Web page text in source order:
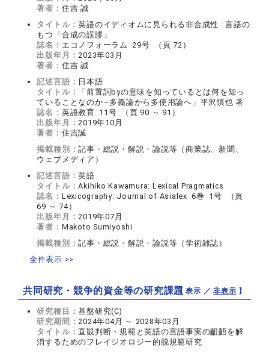
著者： 住吉 誠
タイトル：英語のイディオムに見られる非合成性 : 言語の
もつ「合成の誤謬」
誌名： エコノフォーラム 29号 （頁 72）
出版年月：2023年03月
著者： 住吉 誠
記述言語： 日本語
タイトル：
「前置詞byの意味を知っているとは何を知っ
ていることなのか―多義論から多使用論へ」平沢慎也 著
誌名： 英語教育 11号 （頁 90 ～ 91）
出版年月：2019年10月
著者： 住吉誠
掲載種別：記事・総説・解説・論説等（商業誌、新聞、
ウェブメディア）
記述言語：英語
タイトル：Akihiko Kawamura: Lexical Pragmatics
誌名： Lexicography: Journal of Asialex 6巻 1号 （頁
69 ～ 74）
出版年月：2019年07月
著者： Makoto Sumiyoshi
掲載種別：記事・総説・解説・論説等（学術雑誌）
全件表示 >>
共同研究・競争的資金等の研究課題【 表示 ／非表示 】
研究種目：基盤研究(C)
研究期間：2024年04月 ～ 2028年03月
タイトル：直観判断・規範と英語の言語事実の齟齬を解
消するためのフレイジオロジー的脱規範研究